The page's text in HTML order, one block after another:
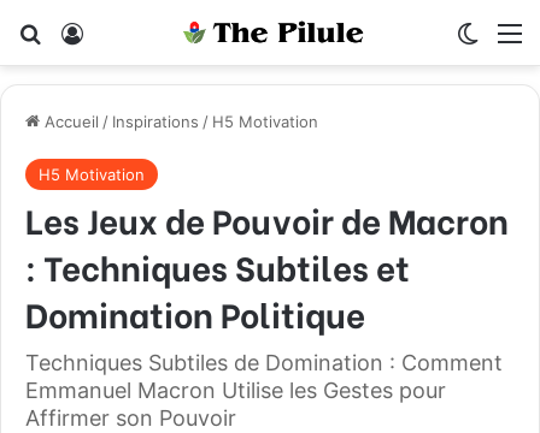
Rechercher
Accueil / Inspirations / H5 Motivation
H5 Motivation
Les Jeux de Pouvoir de Macron
: Techniques Subtiles et
Domination Politique
Techniques Subtiles de Domination : Comment
Emmanuel Macron Utilise les Gestes pour
Affirmer son Pouvoir